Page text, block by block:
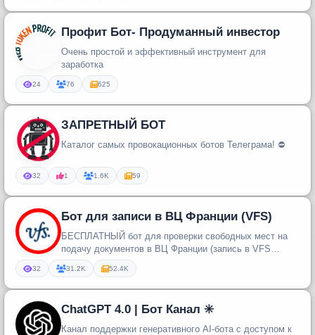
Профит Бот- Продуманный инвестор
Очень простой и эффективный инструмент для
заработка
24 76 625
ЗАПРЕТНЫЙ БОТ
Каталог самых провокационных ботов Телеграма! ⛔️
32 1 1.6K 59
Бот для записи в ВЦ Франции (VFS)
БЕСПЛАТНЫЙ бот для проверки свободных мест на
подачу документов в ВЦ Франции (запись в VFS
Global).
32 31.2K 52.4K
ChatGPT 4.0 | Бот Канал ✳️
Канал поддержки генеративного AI-бота с доступом к